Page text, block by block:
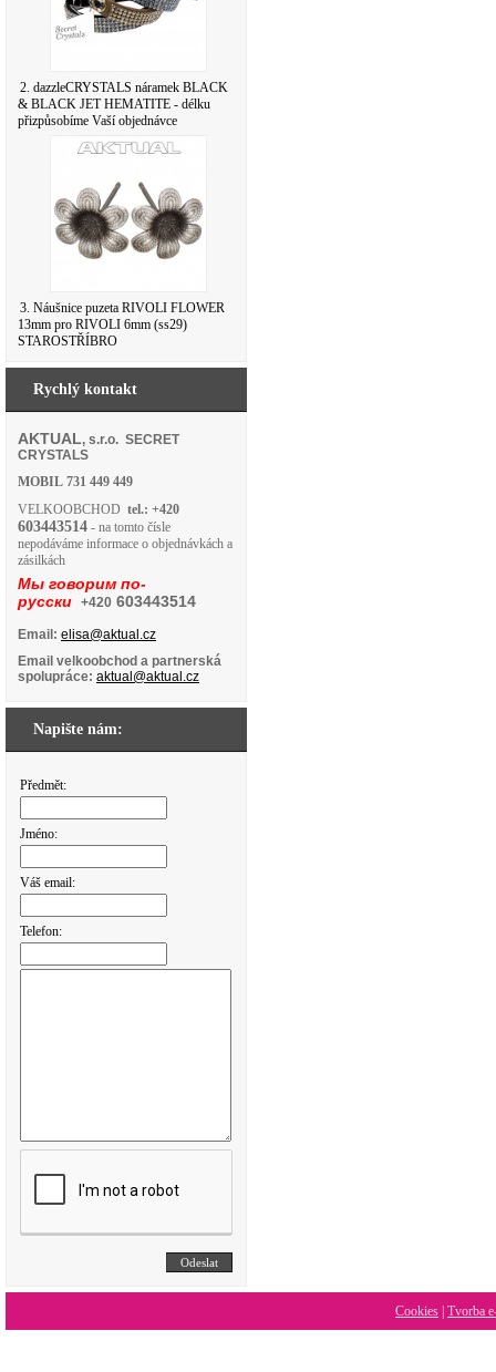
2. dazzleCRYSTALS náramek BLACK
& BLACK JET HEMATITE - délku
přizpůsobíme Vaší objednávce
3. Náušnice puzeta RIVOLI FLOWER
13mm pro RIVOLI 6mm (ss29)
STAROSTŘÍBRO
Rychlý kontakt
AKTUAL, s.r.o. SECRET
CRYSTALS
MOBIL 731 449 449
VELKOOBCHOD tel.: +420
603443514 - na tomto čísle
nepodáváme informace o objednávkách a
zásilkách
Мы говорим по-
русски +420 603443514
Email: elisa@aktual.cz
Email velkoobchod a partnerská
spolupráce: aktual@aktual.cz
Napište nám:
Předmět:
Jméno:
Váš email:
Telefon:
Cookies Tvorba